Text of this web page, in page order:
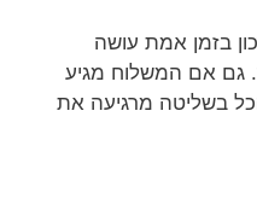
בזמן אמת עושה
גם אם המשלוח מגיע
בשליטה מרגיעה את